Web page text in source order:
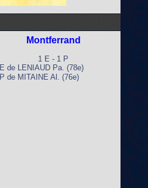
Montferrand
1 E - 1 P
E de LENIAUD Pa. (78e)
P de MITAINE Al. (76e)